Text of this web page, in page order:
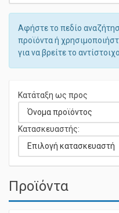
Αφήστε το πεδίο
προϊόντα ή
για να βρείτε το
Κατάταξη ως προς
Κατασκευαστής:
Προϊόντα